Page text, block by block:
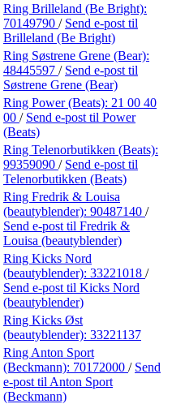
Ring Brilleland (Be Bright):
70149790 / Send e-post til
Brilleland (Be Bright)
Ring Søstrene Grene (Bear):
48445597 / Send e-post til
Søstrene Grene (Bear)
Ring Power (Beats): 21 00 40
00 / Send e-post til Power
(Beats)
Ring Telenorbutikken (Beats):
99359090 / Send e-post til
Telenorbutikken (Beats)
Ring Fredrik & Louisa
(beautyblender): 90487140 /
Send e-post til Fredrik &
Louisa (beautyblender)
Ring Kicks Nord
(beautyblender): 33221018 /
Send e-post til Kicks Nord
(beautyblender)
Ring Kicks Øst
(beautyblender): 33221137
Ring Anton Sport
(Beckmann): 70172000 / Send
e-post til Anton Sport
(Beckmann)